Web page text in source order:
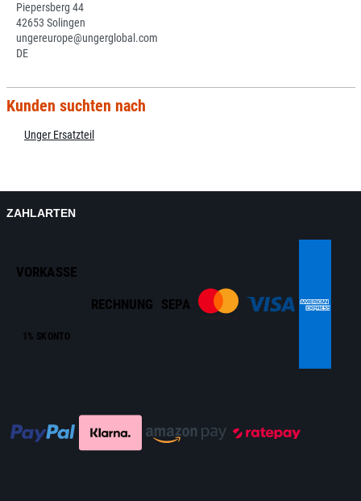
Piepersberg 44
42653 Solingen
ungereurope@ungerglobal.com
DE
Kunden suchten nach
Unger Ersatzteil
ZAHLARTEN
VORKASSE
1% SKONTO
RECHNUNG SEPA